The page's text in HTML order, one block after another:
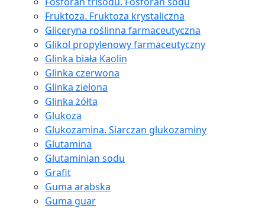
Fruktoza. Fruktoza krystaliczna
Gliceryna roślinna farmaceutyczna
Glikol propylenowy farmaceutyczny
Glinka biała Kaolin
Glinka czerwona
Glinka zielona
Glinka żółta
Glukoza
Glukozamina. Siarczan glukozaminy
Glutamina
Glutaminian sodu
Grafit
Guma arabska
Guma guar